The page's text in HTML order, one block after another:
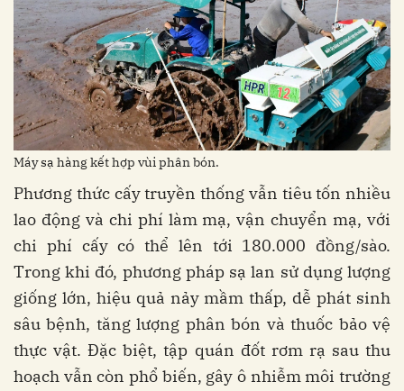
Máy sạ hàng kết hợp vùi phân bón.
Phương thức cấy truyền thống vẫn tiêu tốn nhiều
lao động và chi phí làm mạ, vận chuyển mạ, với
chi phí cấy có thể lên tới 180.000 đồng/sào.
Trong khi đó, phương pháp sạ lan sử dụng lượng
giống lớn, hiệu quả nảy mầm thấp, dễ phát sinh
sâu bệnh, tăng lượng phân bón và thuốc bảo vệ
thực vật. Đặc biệt, tập quán đốt rơm rạ sau thu
hoạch vẫn còn phổ biến, gây ô nhiễm môi trường